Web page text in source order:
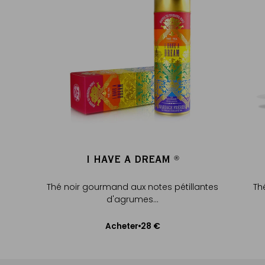
I HAVE A DREAM ®
Thé noir gourmand aux notes pétillantes
d'agrumes...
Acheter 28 €